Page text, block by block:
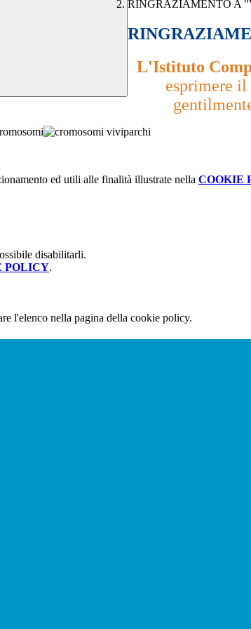
RINGRAZIAMENTO A
L'Istituto
esprimere
ed utili alle finalità illustrate nella COOKIE
disabilitarli.
POLICY.
l'elenco nella pagina della cookie policy.